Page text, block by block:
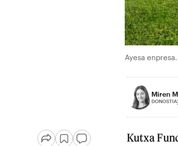
Ayesa enpresa.
Miren
DONOSTIA
Kutxa